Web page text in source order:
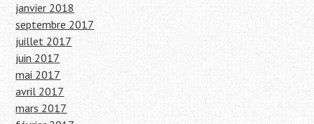
janvier 2018
septembre 2017
juillet 2017
juin 2017
mai 2017
avril 2017
mars 2017